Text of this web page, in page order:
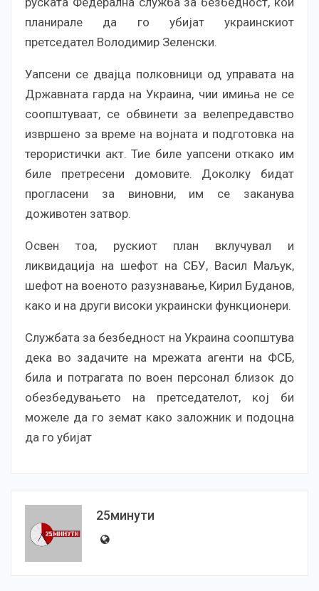
планирале да го убијат украинскиот
претседател Володимир Зеленски.
Уапсени се двајца полковници од управата на
Државната гарда на Украина, чии имиња не се
соопштуваат, се обвинети за велепредавство
извршено за време на војната и подготовка на
терористички акт. Тие биле уапсени откако им
биле претресени домовите. Доколку бидат
прогласени за виновни, им се заканува
доживотен затвор.
Освен тоа, рускиот план вклучувал и
ликвидација на шефот на СБУ, Васил Маљук,
шефот на военото разузнавање, Кирил Буданов,
како и на други високи украински функционери.
Службата за безбедност на Украина соопштува
дека во задачите на мрежата агенти на ФСБ,
била и потрагата по воен персонал близок до
обезбедувањето на претседателот, кој би
можеле да го земат како заложник и подоцна
да го убијат
25минути